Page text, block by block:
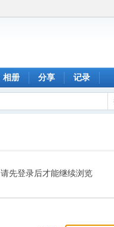
相册 分享 记录
请先登录后才能继续浏览